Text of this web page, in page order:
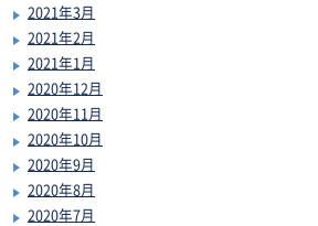
2021年3月
2021年2月
2021年1月
2020年12月
2020年11月
2020年10月
2020年9月
2020年8月
2020年7月